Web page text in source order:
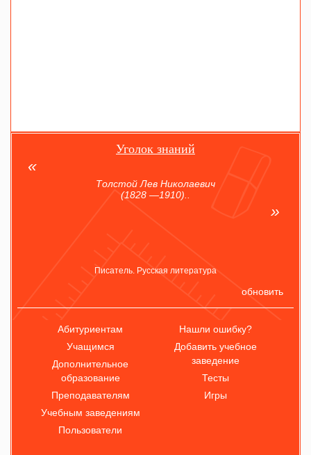
Уголок знаний
Толстой Лев Николаевич
(1828 —1910)..
Писатель. Русская литература
обновить
Абитуриентам
Учащимся
Дополнительное
образование
Преподавателям
Учебным заведениям
Пользователи
Нашли ошибку?
Добавить учебное
заведение
Тесты
Игры